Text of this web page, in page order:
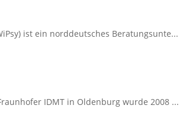
ist ein norddeutsches Beratungsunte...
IDMT in Oldenburg wurde 2008 ...